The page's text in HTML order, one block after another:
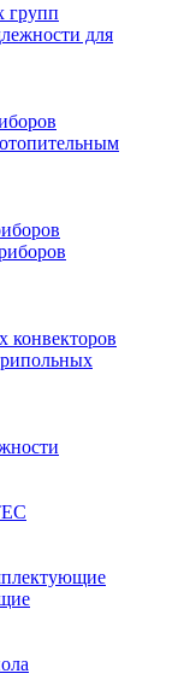
групп
для
конвекторов